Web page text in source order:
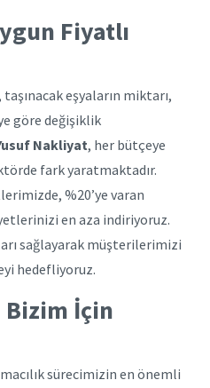
Fiyatlı
eşyaların miktarı,
göre değişiklik
Nakliyat, her bütçeye
fark yaratmaktadır.
%20’ye varan
en aza indiriyoruz.
sağlayarak müşterilerimizi
hedefliyoruz.
İçin
sürecimizin en önemli